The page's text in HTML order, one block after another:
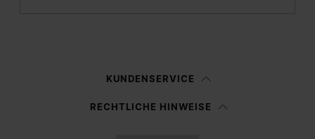
Datenschutzerklärunggelesen und willige in die Verarbeitung
KUNDENSERVICE
RECHTLICHE HINWEISE